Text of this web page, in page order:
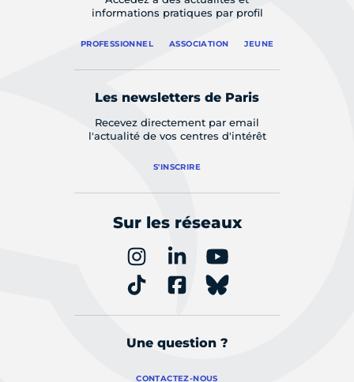
informations pratiques par profil
PROFESSIONNEL ASSOCIATION JEUNE
Les newsletters de Paris
Recevez directement par email
l'actualité de vos centres d'intérêt
S'INSCRIRE
Sur les réseaux
Une question ?
CONTACTEZ-NOUS